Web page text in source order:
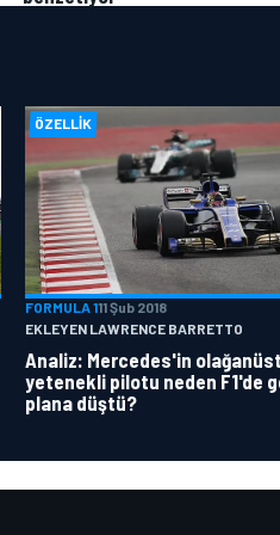
ÖZELLIK
FORMULA 111 Şub 2018
EKLEYEN LAWRENCE BARRETTO
Analiz: Mercedes'in
yetenekli pilotu neden F1'de
plana düştü?